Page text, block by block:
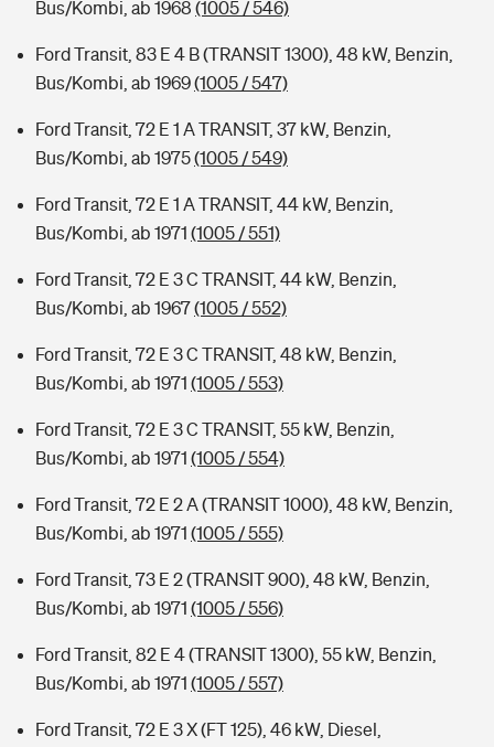
Bus/Kombi, ab 1968 (1005 / 546)
Ford Transit, 83 E 4 B (TRANSIT 1300), 48 kW, Benzin,
Bus/Kombi, ab 1969(1005 / 547)
Ford Transit, 72 E 1 A TRANSIT, 37 kW, Benzin,
Bus/Kombi, ab 1975(1005 / 549)
Ford Transit, 72 E 1 A TRANSIT, 44 kW, Benzin,
Bus/Kombi, ab 1971 (1005 / 551)
Ford Transit, 72 E 3 C TRANSIT, 44 kW, Benzin,
Bus/Kombi, ab 1967(1005 / 552)
Ford Transit, 72 E 3 C TRANSIT, 48 kW, Benzin,
Bus/Kombi, ab 1971 (1005 / 553)
Ford Transit, 72 E 3 C TRANSIT, 55 kW, Benzin,
Bus/Kombi, ab 1971 (1005 / 554)
Ford Transit, 72 E 2 A (TRANSIT 1000), 48 kW, Benzin,
Bus/Kombi, ab 1971 (1005 / 555)
Ford Transit, 73 E 2 (TRANSIT 900), 48 kW, Benzin,
Bus/Kombi, ab 1971 (1005 / 556)
Ford Transit, 82 E 4 (TRANSIT 1300), 55 kW, Benzin,
Bus/Kombi, ab 1971 (1005 / 557)
Ford Transit, 72 E 3 X (FT 125), 46 kW, Diesel,